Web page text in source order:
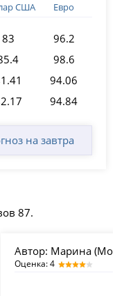
США Евро
83
96.2
98.6
94.06
94.84
на завтра
87.
Автор: Марина
Оценка: 4